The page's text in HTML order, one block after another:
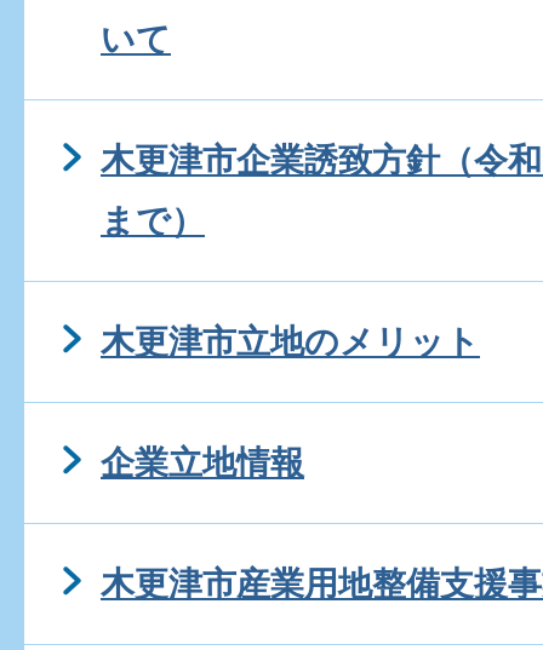
いて
木更津市企業誘致方針（令
まで）
木更津市立地のメリット
企業立地情報
木更津市産業用地整備支援